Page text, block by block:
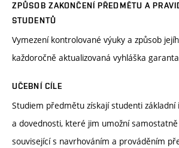
ZPŮSOB ZAKONČENÍ PŘEDMĚTU A
STUDENTŮ
Vymezení kontrolované výuky a způsob
každoročně aktualizovaná vyhláška
UČEBNÍ CÍLE
Studiem předmětu získají studenti
a dovednosti, které jim umožní
související s navrhováním a prováděním